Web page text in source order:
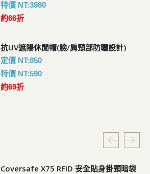
特價 NT:3980
約66折
抗UV遮陽休閒帽(臉/肩頸部防曬設計)
定價 NT:850
特價 NT:590
約69折
Coversafe X75 RFID 安全貼身掛頸暗袋